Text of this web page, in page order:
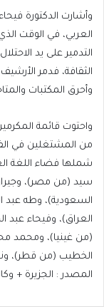
وأشارت الدكتورة
العربي، في الوقت
التدمير على يد
الثقافة، فدمر
وأحرق المكتبات
واحتوت قائمة
من المشتغلين في
شملها فضاء اللغة
سيد (من مصر)،
السعودية)، وطه عبد
العراق)، وفيحاء
(من غينيا)، ومحمد
الخطيب (من قطر)،
المصدر: الجزيرة +